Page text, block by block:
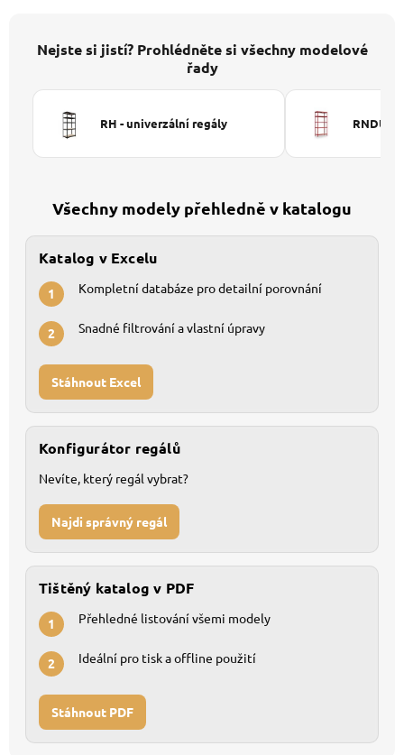
Nejste si jistí? Prohlédněte si všechny modelové
řady
RH - univerzální regály RNDU-
Všechny modely přehledně v katalogu
Katalog v Excelu
1 Kompletní databáze pro detailní porovnání
2 Snadné filtrování a vlastní úpravy
Stáhnout Excel
Konfigurátor regálů
Nevíte, který regál vybrat?
Najdi správný regál
Tištěný katalog v PDF
1 Přehledné listování všemi modely
2 Ideální pro tisk a offline použití
Stáhnout PDF